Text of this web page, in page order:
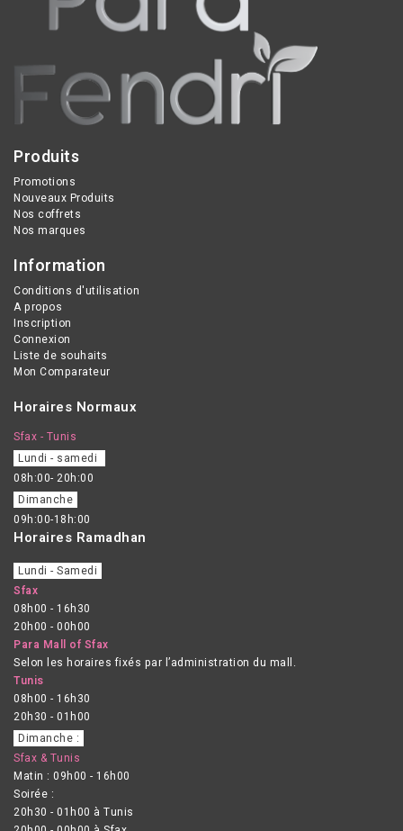
Produits
Promotions
Nouveaux Produits
Nos coffrets
Nos marques
Information
Conditions d'utilisation
A propos
Inscription
Connexion
Liste de souhaits
Mon Comparateur
Horaires Normaux
Sfax - Tunis
Lundi - samedi
08h:00- 20h:00
Dimanche
09h:00-18h:00
Horaires Ramadhan
Lundi - Samedi
Sfax
08h00 - 16h30
20h00 - 00h00
Para Mall of Sfax
Selon les horaires fixés par l’administration du mall.
Tunis
08h00 - 16h30
20h30 - 01h00
Dimanche :
Sfax & Tunis
Matin : 09h00 - 16h00
Soirée :
20h30 - 01h00 à Tunis